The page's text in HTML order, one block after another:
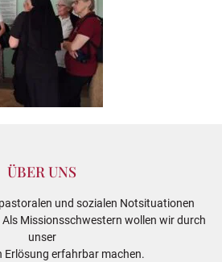
ÜBER UNS
und sozialen Notsituationen
Als Missionsschwestern wollen wir durch
unser
Erlösung erfahrbar machen.